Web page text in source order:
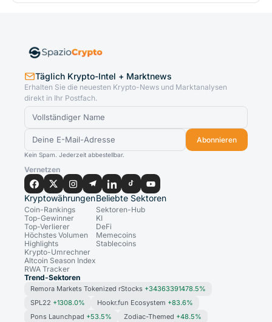
Täglich Krypto-Intel + Marktnews
Erhalten Sie die neuesten Krypto-News und Marktanalysen
direkt in Ihr Postfach.
Abonnieren
Kein Spam. Jederzeit abbestellbar.
Vernetzen
Kryptowährungen
Coin-Rankings
Top-Gewinner
Top-Verlierer
Höchstes Volumen
Highlights
Krypto-Umrechner
Altcoin Season Index
RWA Tracker
Beliebte Sektoren
Sektoren-Hub
KI
DeFi
Memecoins
Stablecoins
Trend-Sektoren
Remora Markets Tokenized rStocks +34363391478.5%
SPL22 +1308.0% Hookr.fun Ecosystem +83.6%
Pons Launchpad +53.5% Zodiac-Themed +48.5%